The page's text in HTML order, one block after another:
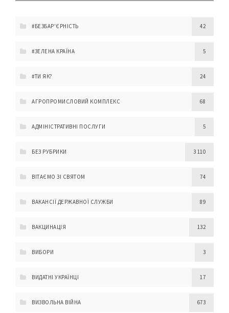
#БЕЗБАР'ЄРНІСТЬ 42
#ЗЕЛЕНА КРАЇНА 5
#ТИ ЯК? 24
АГРОПРОМИСЛОВИЙ КОМПЛЕКС 68
АДМІНІСТРАТИВНІ ПОСЛУГИ 5
БЕЗ РУБРИКИ 3 110
ВІТАЄМО ЗІ СВЯТОМ 74
ВАКАНСІЇ ДЕРЖАВНОЇ СЛУЖБИ 89
ВАКЦИНАЦІЯ 132
ВИБОРИ 3
ВИДАТНІ УКРАЇНЦІ 17
ВИЗВОЛЬНА ВІЙНА 673